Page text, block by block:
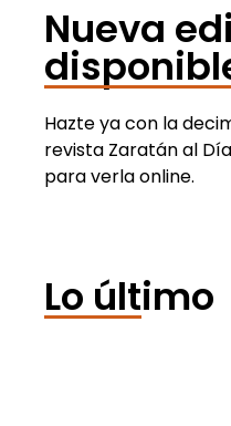
Nueva
Hazte ya con la
revista Zaratán al
para verla online.
Lo último